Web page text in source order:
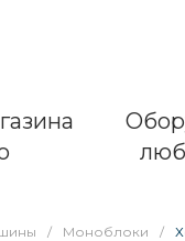
/ Моноблоки /